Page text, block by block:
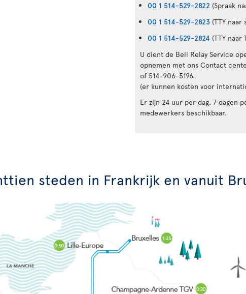
00 1 514-529-2822 (Spraak
00 1 514-529-2823 (TTY naar
00 1 514-529-2824 (TTY naar
U dient de Bell Relay Service
opnemen met ons Contact
of 514-906-5196.
(er kunnen kosten voor
Er zijn 24 uur per dag, 7 dagen
medewerkers beschikbaar.
steden in Frankrijk en vanuit